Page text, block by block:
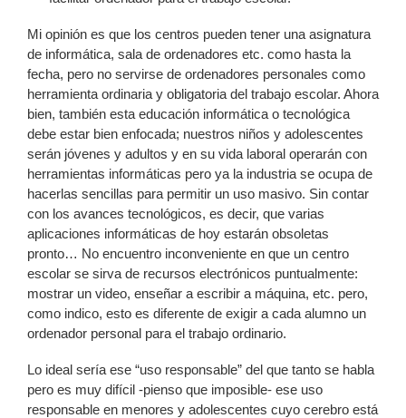
Mi opinión es que los centros pueden tener una asignatura
de informática, sala de ordenadores etc. como hasta la
fecha, pero no servirse de ordenadores personales como
herramienta ordinaria y obligatoria del trabajo escolar. Ahora
bien, también esta educación informática o tecnológica
debe estar bien enfocada; nuestros niños y adolescentes
serán jóvenes y adultos y en su vida laboral operarán con
herramientas informáticas pero ya la industria se ocupa de
hacerlas sencillas para permitir un uso masivo. Sin contar
con los avances tecnológicos, es decir, que varias
aplicaciones informáticas de hoy estarán obsoletas
pronto… No encuentro inconveniente en que un centro
escolar se sirva de recursos electrónicos puntualmente:
mostrar un video, enseñar a escribir a máquina, etc. pero,
como indico, esto es diferente de exigir a cada alumno un
ordenador personal para el trabajo ordinario.
Lo ideal sería ese “uso responsable” del que tanto se habla
pero es muy difícil -pienso que imposible- ese uso
responsable en menores y adolescentes cuyo cerebro está